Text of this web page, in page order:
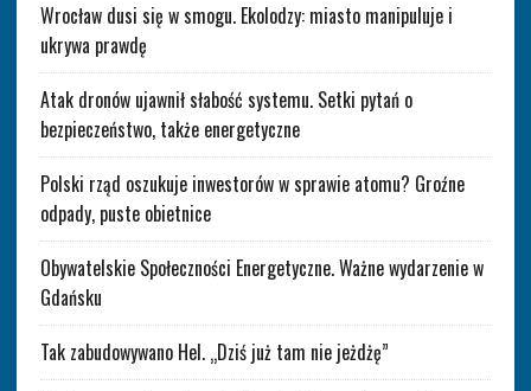
Wrocław dusi się w smogu. Ekolodzy: miasto manipuluje i
ukrywa prawdę
Atak dronów ujawnił słabość systemu. Setki pytań o
bezpieczeństwo, także energetyczne
Polski rząd oszukuje inwestorów w sprawie atomu? Groźne
odpady, puste obietnice
Obywatelskie Społeczności Energetyczne. Ważne wydarzenie w
Gdańsku
Tak zabudowywano Hel. „Dziś już tam nie jeżdżę”